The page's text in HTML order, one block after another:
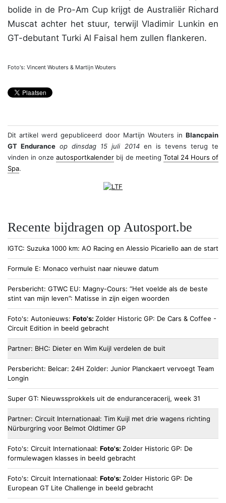
bolide in de Pro-Am Cup krijgt de Australiër Richard
Muscat achter het stuur, terwijl Vladimir Lunkin en
GT-debutant Turki Al Faisal hem zullen flankeren.
Foto's: Vincent Wouters & Martijn Wouters
Dit artikel werd gepubliceerd door Martijn Wouters in Blancpain
GT Endurance op dinsdag 15 juli 2014en is tevens terug te
vinden in onzeautosportkalender bij de meeting Total 24 Hours of
Spa.
Recente bijdragen op Autosport.be
IGTC Suzuka 1000 km: AO Racing en Alessio Picariello aan de start
Formule E Monaco verhuist naar nieuwe datum
Persbericht GTWC EU
Magny-Cours: “Het voelde als de beste
stint van mijn leven”: Matisse in zijn eigen woorden
Foto's Autonieuws Foto's: Zolder Historic GP: De Cars & Coffee -
Circuit Edition in beeld gebracht
Partner BHC Dieter en Wim Kuijl verdelen de buit
Persbericht Belcar 24H Zolder: Junior Planckaert vervoegt Team
Longin
Super GT Nieuwssprokkels uit de enduranceracerij, week 31
Partner Circuit Internationaal Tim Kuijl met drie wagens richting
Nürburgring voor Belmot Oldtimer GP
Foto's Circuit Internationaal Foto's: Zolder Historic GP: De
formulewagen klasses in beeld gebracht
Foto's Circuit Internationaal Foto's: Zolder Historic GP: De
European GT Lite Challenge in beeld gebracht